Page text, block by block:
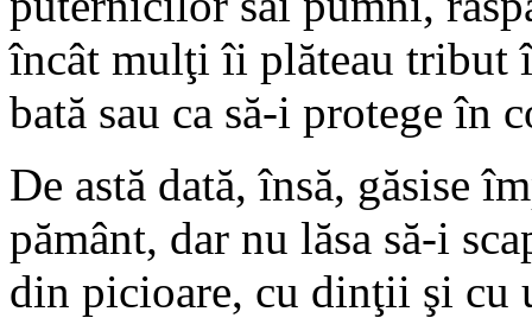
încât mulţi îi plăteau tribut
bată sau ca să-i protege în
De astă dată, însă, găsise
pământ, dar nu lăsa să-i
din picioare, cu dinţii şi cu